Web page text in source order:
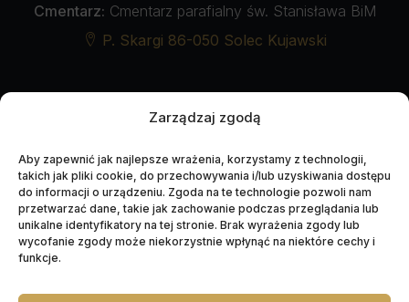
Zarządzaj zgodą
Aby zapewnić jak najlepsze wrażenia, korzystamy z technologii,
takich jak pliki cookie, do przechowywania i/lub uzyskiwania dostępu
do informacji o urządzeniu. Zgoda na te technologie pozwoli nam
przetwarzać dane, takie jak zachowanie podczas przeglądania lub
unikalne identyfikatory na tej stronie. Brak wyrażenia zgody lub
wycofanie zgody może niekorzystnie wpłynąć na niektóre cechy i
funkcje.
Cmentarz: Cmentarz parafialny św. Stanisława BiM
P. Skargi 86-050 Solec Kujawski
UDOSTĘPNIJ NEKROLOG